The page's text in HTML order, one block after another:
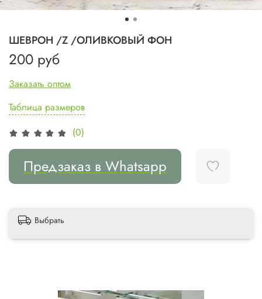
(0)
ШЕВРОН /Z /ОЛИВКОВЫЙ ФОН
200 руб
Заказать оптом
Таблица размеров
Предзаказ в Whatsapp
Выбрать